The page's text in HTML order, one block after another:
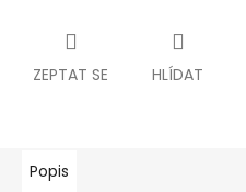
ZEPTAT SE HLÍDAT
Popis